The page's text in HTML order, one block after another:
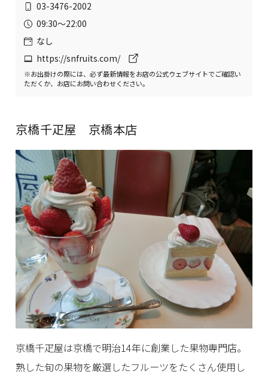
03-3476-2002
09:30〜22:00
なし
https://snfruits.com/
※お出掛けの際には、必ず最新情報をお店の公式ウェブサイトでご確認い
ただくか、お店にお問い合わせください。
京橋千疋屋 京橋本店
京橋千疋屋は京橋で明治14年に創業した果物専門店。
熟した旬の果物を厳選したフルーツをたくさん使用し